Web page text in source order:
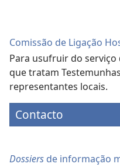
Comissão de Ligação
Para usufruir do
que tratam
representantes locais.
Contacto
Dossiers de informação